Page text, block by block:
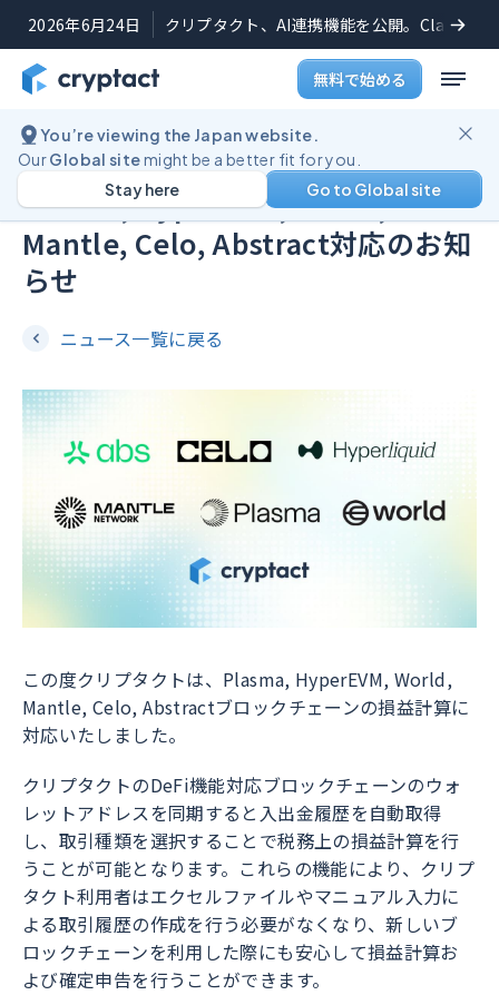
2026年6月24日 クリプタクト、AI連携機能を公開。Claude
無料で始める
You’re viewing the Japan website.
OurGlobal sitemight be a better fit for you.
Go to Global site
Stay here
ニュース
Plasma, HyperEVM, World,
Mantle, Celo, Abstract対応のお知
らせ
ニュース一覧に戻る
この度クリプタクトは、Plasma, HyperEVM, World,
Mantle, Celo, Abstractブロックチェーンの損益計算に
対応いたしました。
クリプタクトのDeFi機能対応ブロックチェーンのウォ
レットアドレスを同期すると入出金履歴を自動取得
し、取引種類を選択することで税務上の損益計算を行
うことが可能となります。これらの機能により、クリプ
タクト利用者はエクセルファイルやマニュアル入力に
よる取引履歴の作成を行う必要がなくなり、新しいブ
ロックチェーンを利用した際にも安心して損益計算お
よび確定申告を行うことができます。